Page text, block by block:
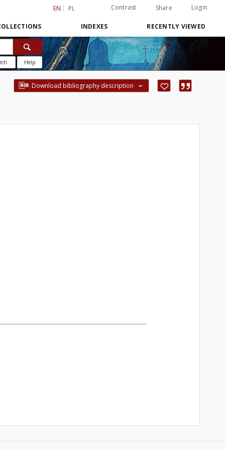
EN PL Contrast Share Login
INDEXES RECENTLY VIEWED
Help
Download bibliography description